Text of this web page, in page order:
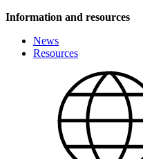
Information and resources
News
Resources